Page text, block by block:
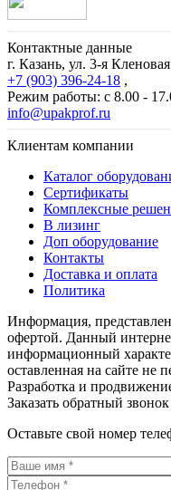
Контактные данные
г. Казань, ул. 3-я
+7 (903) 396-24-18 ,
Режим работы: с 8.00 -
info@upakprof.ru
Клиентам компании
Каталог
Сертификаты
Комплексные
В лизинг
Доп оборудование
Контакты
Доставка и оплата
Политика
Информация,
офертой. Данный
информационный
оставленная на сайте не
Разработка и
Заказать обратный звонок
Оставьте свой номер